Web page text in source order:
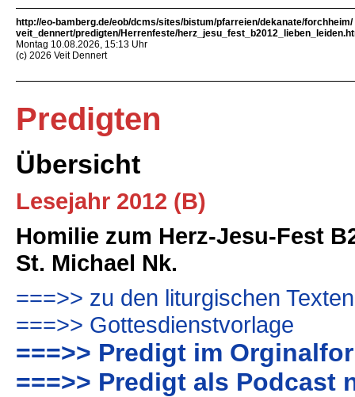
http://eo-bamberg.de/eob/dcms/sites/bistum/pfarreien/dekanate/forchheim/
veit_dennert/predigten/Herrenfeste/
Montag 10.08.2026, 15:13 Uhr
(c) 2026 Veit Dennert
Predigten
Übersicht
Lesejahr 2012 (B)
Homilie zum Herz-Jesu-Fest
St. Michael Nk.
===>> zu den liturgischen Texten
===>> Gottesdienstvorlage
===>> Predigt im
===>> Predigt als Podcast